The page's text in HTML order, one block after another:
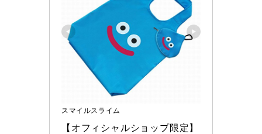
スマイルスライム
【オフィシャルショップ限定】